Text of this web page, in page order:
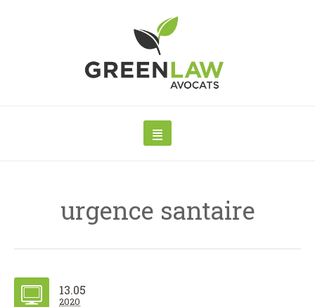
urgence santaire
13.05
2020